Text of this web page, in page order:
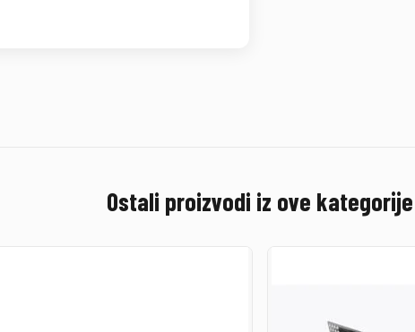
Ostali proizvodi iz ove kategorije